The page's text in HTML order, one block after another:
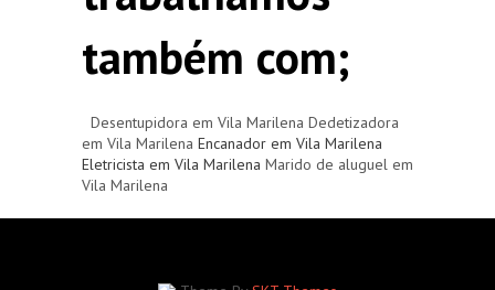
também com;
Desentupidora em Vila Marilena Dedetizadora
em Vila Marilena Encanador em Vila Marilena
Eletricista em Vila Marilena Marido de aluguel em
Vila Marilena